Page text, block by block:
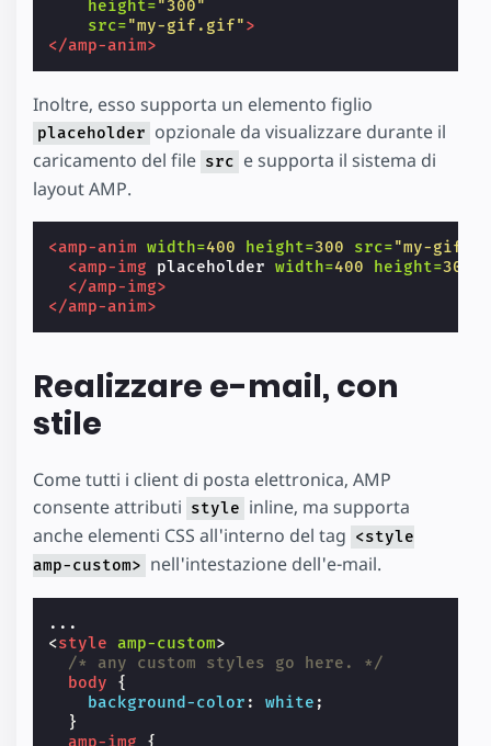
height="300"
src="my-gif.gif">
</amp-anim>
Inoltre, esso supporta un elemento figlio
placeholder opzionale da visualizzare durante il
caricamento del file src e supporta il sistema di
layout AMP.
<amp-anim width=400 height=300 src="my-
<amp-img
placeholder width=400 height=300
</amp-img>
</amp-anim>
Realizzare e-mail, con
stile
Come tutti i client di posta elettronica, AMP
consente attributi style inline, ma supporta
anche elementi CSS all'interno del tag <style
amp-custom> nell'intestazione dell'e-mail.
<style amp-custom>
/* any custom styles go here. */
body
{
background-color : white ;
}
amp-img
{